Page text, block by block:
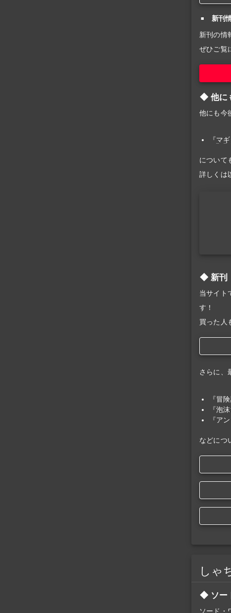
新刊
新刊の情
ぜひご覧
他に
他にも今
『マ
について
詳しくは
新刊
当サイト
す！
買った人
さらに、
『冒
『泡
『ア
などにつ
しゃ
ソー
ソード・